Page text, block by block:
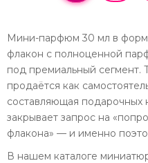
Мини-парфюм 30 мл в
флакон с полноценной
под премиальный сегмент.
продаётся как
составляющая подарочных
закрывает запрос на
флакона» — и именно
В нашем каталоге